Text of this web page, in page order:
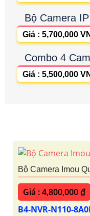
Bộ Camera
Giá : 5,700,000
Combo 4
Giá : 5,500,000
Bộ Camera Imou
Giá : 4,800,000 ₫
B4-NVR-N110-